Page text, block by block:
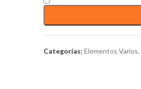
Categorías: Elementos Varios,